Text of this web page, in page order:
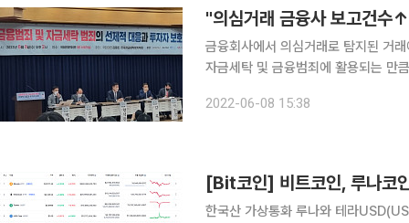
"의심거래 금융사 보고건수
금융회사에서 의심거래로 탐지된 거
자금세탁 및 금융범죄에 활용되는 만
국회의원회관 제1 소회의실에서 김용
2022-06-08 15:38
한국산 가상통화 루나와 테라